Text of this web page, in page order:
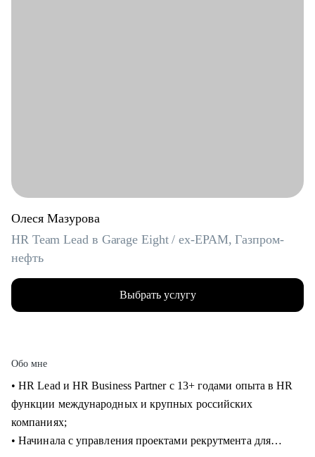
Олеся Мазурова
HR Team Lead в Garage Eight / ex-EPAM, Газпром-
нефть
Выбрать услугу
Обо мне
• HR Lead и HR Business Partner с 13+ годами опыта в HR
функции международных и крупных российских
компаниях;
• Начинала с управления проектами рекрутмента для